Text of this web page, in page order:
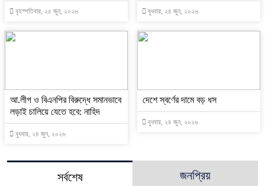
বৃহস্পতিবার, ২৫ জুন, ২০২৬ বুধবার, ২৪ জুন, ২০২৬
আ.লীগ ও বিএনপির বিরুদ্ধে সমানভাবে
লড়াই চালিয়ে যেতে হবে: নাহিদ
বুধবার, ২৪ জুন, ২০২৬
দেশে স্বর্ণের দামে বড় ধস
বুধবার, ২৪ জুন, ২০২৬
সর্বশেষ জনপ্রিয়